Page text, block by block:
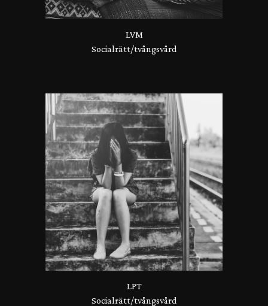
LVM
Socialrätt/tvångsvård
LPT
Socialrätt/tvångsvård